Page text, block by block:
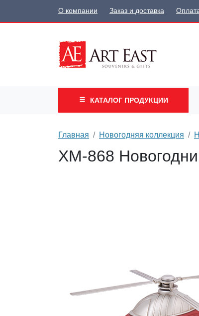
О компании Заказ и доставка
КАТАЛОГ ПРОДУКЦИИ
Главная Новогодняя коллекция
XM-868